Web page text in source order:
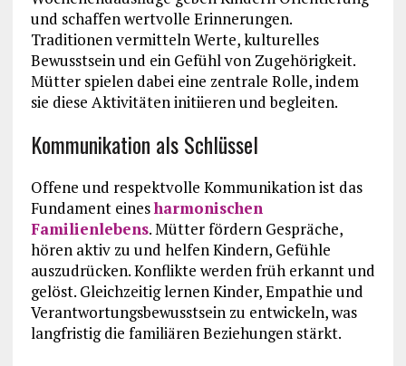
und schaffen wertvolle Erinnerungen.
Traditionen vermitteln Werte, kulturelles
Bewusstsein und ein Gefühl von Zugehörigkeit.
Mütter spielen dabei eine zentrale Rolle, indem
sie diese Aktivitäten initiieren und begleiten.
Kommunikation als Schlüssel
Offene und respektvolle Kommunikation ist das
Fundament einesharmonischen
Familienlebens. Mütter fördern Gespräche,
hören aktiv zu und helfen Kindern, Gefühle
auszudrücken. Konflikte werden früh erkannt und
gelöst. Gleichzeitig lernen Kinder, Empathie und
Verantwortungsbewusstsein zu entwickeln, was
langfristig die familiären Beziehungen stärkt.